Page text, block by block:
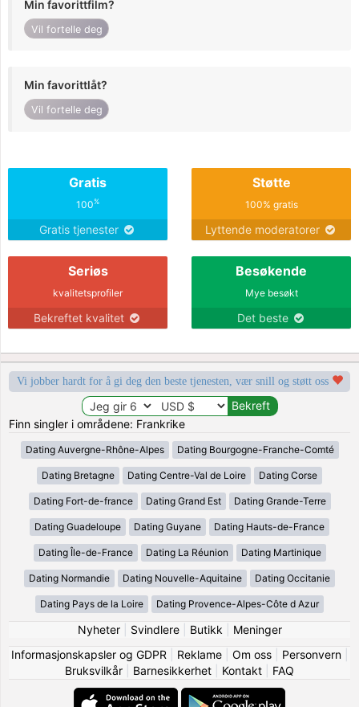
Min favorittfilm?
Vil fortelle deg
Min favorittlåt?
Vil fortelle deg
Gratis
100%
Gratis tjenester
Støtte
100% gratis
Lyttende moderatorer
Seriøs
kvalitetsprofiler
Bekreftet kvalitet
Besøkende
Mye besøkt
Det beste
Vi jobber hardt for å gi deg den beste tjenesten, vær snill og støtt oss
Finn singler i områdene: Frankrike
Dating Auvergne-Rhône-Alpes Dating Bourgogne-Franche-Comté
Dating Bretagne Dating Centre-Val de Loire Dating Corse
Dating Fort-de-france Dating Grand Est Dating Grande-Terre
Dating Guadeloupe Dating Guyane Dating Hauts-de-France
Dating Île-de-France Dating La Réunion Dating Martinique
Dating Normandie Dating Nouvelle-Aquitaine Dating Occitanie
Dating Pays de la Loire Dating Provence-Alpes-Côte d Azur
Nyheter| Svindlere| Butikk
Meninger
Informasjonskapsler og GDPR
Reklame| Om oss| Personvern|
Bruksvilkår
Barnesikkerhet Kontakt FAQ